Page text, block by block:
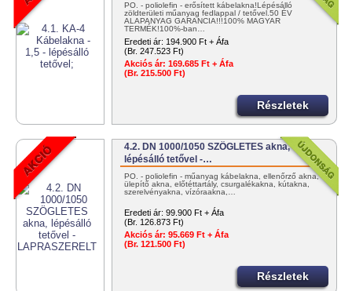
PO. - poliolefin - erősített kábelakna!Lépésálló
zöldterületi műanyag fedlappal / tetővel.50 ÉV
ALAPANYAG GARANCIA!!!100% MAGYAR
TERMÉK!100%-ban…
Eredeti ár: 194.900 Ft + Áfa
(Br. 247.523 Ft)
Akciós ár: 169.685 Ft + Áfa
(Br. 215.500 Ft)
Részletek
4.2. DN 1000/1050 SZÖGLETES akna,
lépésálló tetővel -…
PO. - poliolefin - műanyag kábelakna, ellenőrző akna,
ülepítő akna, előtéttartály, csurgalékakna, kútakna,
szerelvényakna, vízóraakna,…
Eredeti ár: 99.900 Ft + Áfa
(Br. 126.873 Ft)
Akciós ár: 95.669 Ft + Áfa
(Br. 121.500 Ft)
Részletek